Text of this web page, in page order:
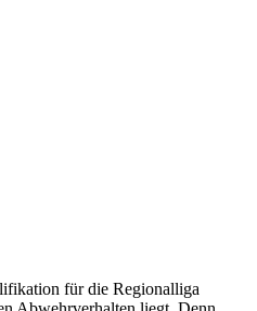
für die Regionalliga